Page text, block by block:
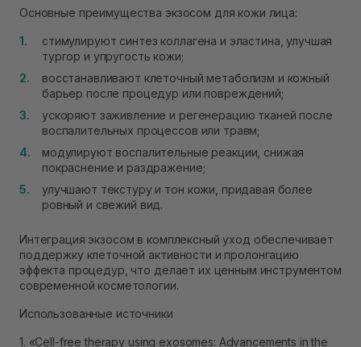
Основные преимущества экзосом для кожи лица:
стимулируют синтез коллагена и эластина, улучшая
тургор и упругость кожи;
восстанавливают клеточный метаболизм и кожный
барьер после процедур или повреждений;
ускоряют заживление и регенерацию тканей после
воспалительных процессов или травм;
модулируют воспалительные реакции, снижая
покраснение и раздражение;
улучшают текстуру и тон кожи, придавая более
ровный и свежий вид.
Интеграция экзосом в комплексный уход обеспечивает
поддержку клеточной активности и пролонгацию
эффекта процедур, что делает их ценным инструментом
современной косметологии.
Использованные источники
1. «Cell-free therapy using exosomes: Advancements in the